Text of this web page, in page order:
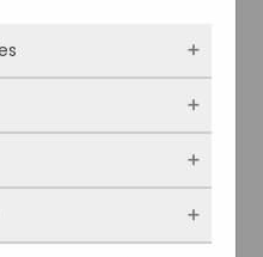
1 capsule met
dat de website
dus altijd actief en
Meestal worden
iets doet, zoals
of je
Je kunt je browser
hoe vaak onze site
vandaan
populair zijn. Zo
verbeteren.
voorkeuren.
ingevulde gegevens.